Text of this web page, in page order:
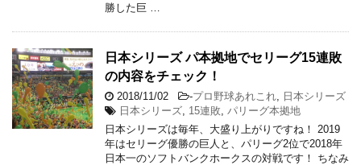
勝した巨 …
日本シリーズ パ本拠地でセリーグ15連敗
の内容をチェック！
2018/11/02 -プロ野球あれこれ
日本シリーズ
日本シリーズ 15連敗
パリーグ本拠地
日本シリーズは毎年、大盛り上がりですね！ 2019
年はセリーグ優勝の巨人と、パリーグ2位で2018年
日本一のソフトバンクホークスの対戦です！ ちなみ